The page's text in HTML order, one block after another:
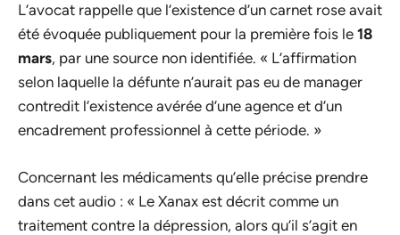
L’avocat rappelle que l’existence d’un carnet rose avait
été évoquée publiquement pour la première fois le 18
mars, par une source non identifiée. « L’affirmation
selon laquelle la défunte n’aurait pas eu de manager
contredit l’existence avérée d’une agence et d’un
encadrement professionnel à cette période. »
Concernant les médicaments qu’elle précise prendre
dans cet audio : « Le Xanax est décrit comme un
traitement contre la dépression, alors qu’il s’agit en